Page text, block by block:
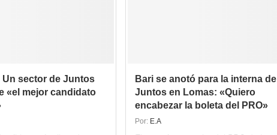
Un sector de Juntos
«el mejor candidato
Bari se anotó para la interna de
Juntos en Lomas: «Quiero
encabezar la boleta del PRO»
Por: E.A